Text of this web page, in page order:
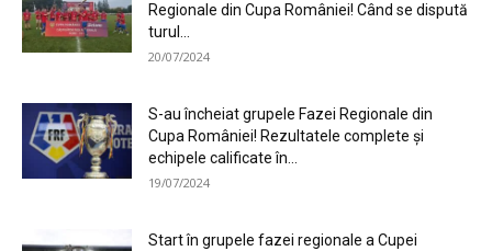
Regionale din Cupa României! Când se dispută
turul...
20/07/2024
S-au încheiat grupele Fazei Regionale din
Cupa României! Rezultatele complete și
echipele calificate în...
19/07/2024
Start în grupele fazei regionale a Cupei